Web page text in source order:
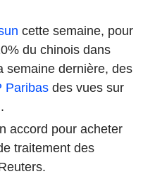
cette semaine, pour
du chinois dans
semaine dernière, des
Paribas des vues sur
accord pour acheter
traitement des